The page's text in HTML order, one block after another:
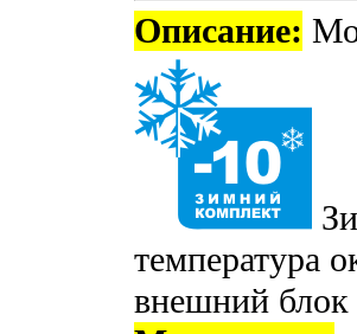
Описание:
температура
внешний